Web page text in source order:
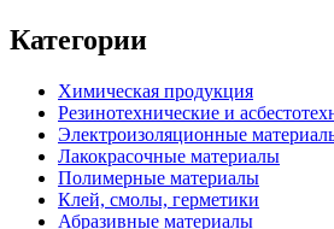
Категории
Химическая продукция
Резинотехнические и
Электроизоляционные
Лакокрасочные материалы
Полимерные материалы
Клей, смолы, герметики
Абразивные материалы